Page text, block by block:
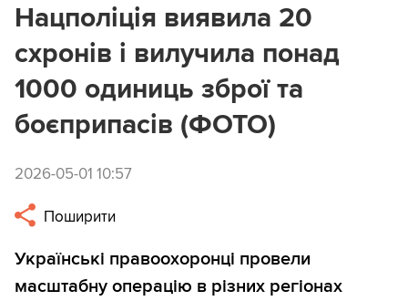
Нацполіція виявила 20
схронів і вилучила понад
1000 одиниць зброї та
боєприпасів (ФОТО)
2026-05-01 10:57
Поширити
Українські правоохоронці провели
масштабну операцію в різних регіонах